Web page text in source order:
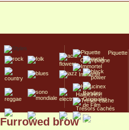
Piquette
Champagne
Immortel
Hallucinex!
Trésors cachés
Culte/Collector
Furrowed brow